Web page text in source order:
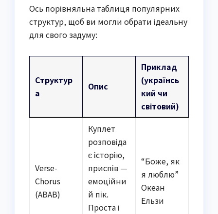
Ось порівняльна таблиця популярних
структур, щоб ви могли обрати ідеальну
для свого задуму:
Структур
а
Опис
Приклад
(українсь
кий чи
світовий)
Verse-
Chorus
(ABAB)
Куплет
розповіда
є історію,
приспів —
емоційни
й пік.
Проста і
“Боже, як
я люблю”
Океан
Ельзи